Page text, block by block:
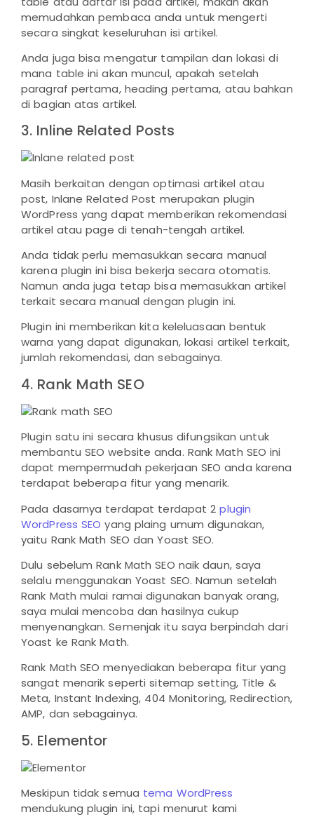
memudahkan pembaca anda untuk mengerti
secara singkat keseluruhan isi artikel.
Anda juga bisa mengatur tampilan dan lokasi di
mana table ini akan muncul, apakah setelah
paragraf pertama, heading pertama, atau bahkan
di bagian atas artikel.
3. Inline Related Posts
Masih berkaitan dengan optimasi artikel atau
post, Inlane Related Post merupakan plugin
WordPress yang dapat memberikan rekomendasi
artikel atau page di tenah-tengah artikel.
Anda tidak perlu memasukkan secara manual
karena plugin ini bisa bekerja secara otomatis.
Namun anda juga tetap bisa memasukkan artikel
terkait secara manual dengan plugin ini.
Plugin ini memberikan kita keleluasaan bentuk
warna yang dapat digunakan, lokasi artikel terkait,
jumlah rekomendasi, dan sebagainya.
4. Rank Math SEO
Plugin satu ini secara khusus difungsikan untuk
membantu SEO website anda. Rank Math SEO ini
dapat mempermudah pekerjaan SEO anda karena
terdapat beberapa fitur yang menarik.
Pada dasarnya terdapat terdapat 2plugin
WordPress SEO yang plaing umum digunakan,
yaitu Rank Math SEO dan Yoast SEO.
Dulu sebelum Rank Math SEO naik daun, saya
selalu menggunakan Yoast SEO. Namun setelah
Rank Math mulai ramai digunakan banyak orang,
saya mulai mencoba dan hasilnya cukup
menyenangkan. Semenjak itu saya berpindah dari
Yoast ke Rank Math.
Rank Math SEO menyediakan beberapa fitur yang
sangat menarik seperti sitemap setting, Title &
Meta, Instant Indexing, 404 Monitoring, Redirection,
AMP, dan sebagainya.
5. Elementor
Meskipun tidak semua tema WordPress
mendukung plugin ini, tapi menurut kami